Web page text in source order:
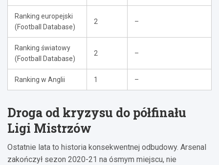
Ranking europejski
(Football Database)
2 –
Ranking światowy
(Football Database)
2 –
Ranking w Anglii 1 –
Droga od kryzysu do półfinału
Ligi Mistrzów
Ostatnie lata to historia konsekwentnej odbudowy. Arsenal
zakończył sezon 2020-21 na ósmym miejscu, nie